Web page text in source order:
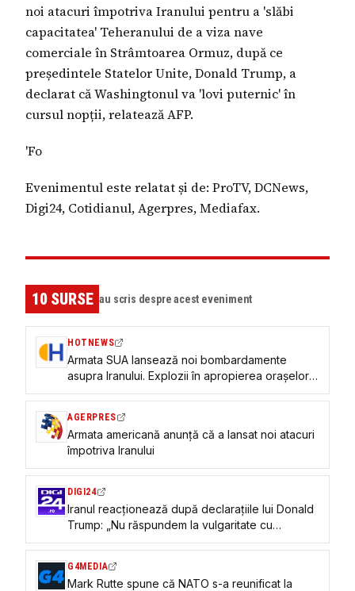
noi atacuri împotriva Iranului pentru a 'slăbi
capacitatea' Teheranului de a viza nave
comerciale în Strâmtoarea Ormuz, după ce
președintele Statelor Unite, Donald Trump, a
declarat că Washingtonul va 'lovi puternic' în
cursul nopții, relatează AFP.
'Fo
Evenimentul este relatat și de: ProTV, DCNews,
Digi24, Cotidianul, Agerpres, Mediafax.
10SURSE au scris despre acest eveniment
HOTNEWS
Armata SUA lansează noi bombardamente
asupra Iranului. Explozii în apropierea orașelor
de coastă
AGERPRES
Armata americană anunță că a lansat noi atacuri
împotriva Iranului
DIGI24
Iranul reacționează după declarațiile lui Donald
Trump: „Nu răspundem la vulgaritate cu
vulgaritate, ci cu fapte”
G4MEDIA
Mark Rutte spune că NATO s-a reunificat la